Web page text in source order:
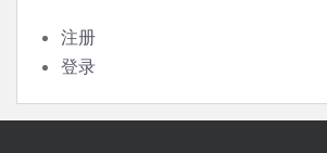
注册
登录